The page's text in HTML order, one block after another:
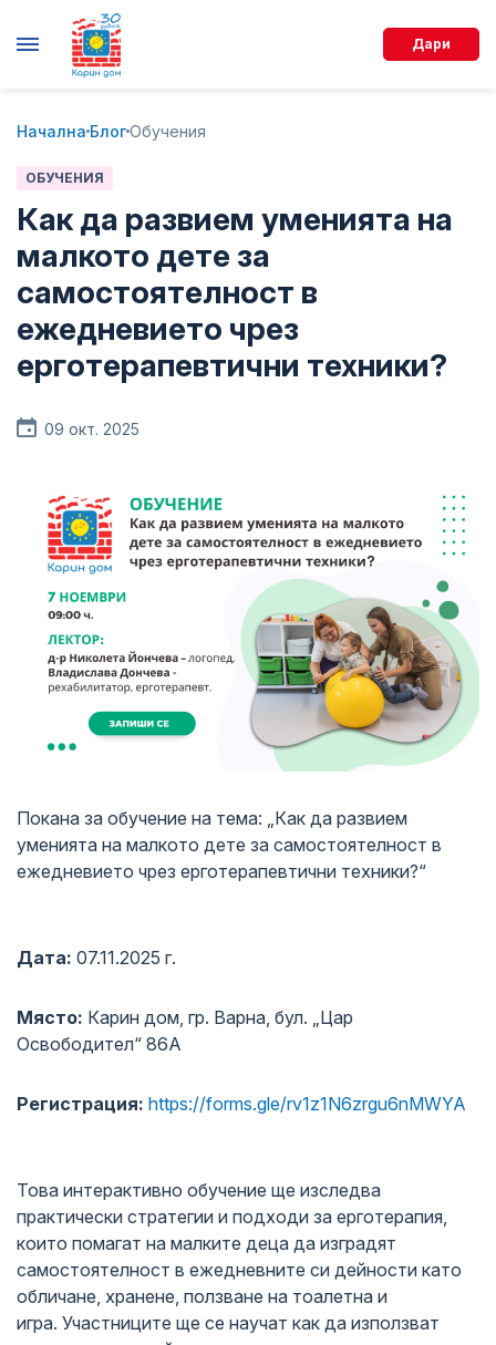
Дари
Начална БлогОбучения
ОБУЧЕНИЯ
Как да развием уменията на
малкото дете за
самостоятелност в
ежедневието чрез
ерготерапевтични техники?
09 окт. 2025
Покана за обучение на тема: „Как да развием
уменията на малкото дете за самостоятелност в
ежедневието чрез ерготерапевтични техники?“
Дата: 07.11.2025 г.
Място: Карин дом, гр. Варна, бул. „Цар
Освободител“ 86А
Регистрация: https://forms.gle/rv1z1N6zrgu6nMWYA
Това интерактивно обучение ще изследва
практически стратегии и подходи за ерготерапия,
които помагат на малките деца да изградят
самостоятелност в ежедневните си дейности като
обличане, хранене, ползване на тоалетна и
игра. Участниците ще се научат как да използват